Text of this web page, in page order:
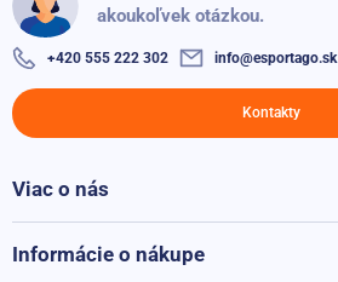
Spĺňa všetky moje predpoklady
Pridané: 01.08.2024
akoukoľvek otázkou.
+420 555 222 302 info@esportago.sk
Kontakty
Viac o nás
Kontakty
Informácie o nákupe